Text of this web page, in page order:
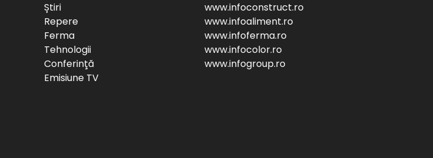
Știri
Repere
Ferma
Tehnologii
Conferinţă
Emisiune TV
www.infoconstruct.ro
www.infoaliment.ro
www.infoferma.ro
www.infocolor.ro
www.infogroup.ro